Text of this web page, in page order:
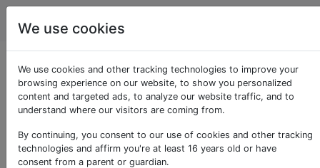
Fahrräder
eine Presta-
Stielmutter in die
Felge stecken?
We use cookies
We use cookies and other tracking technologies to improve your
browsing experience on our website, to show you personalized
content and targeted ads, to analyze our website traffic, and to
understand where our visitors are coming from.
By continuing, you consent to our use of cookies and other tracking
technologies and affirm you're at least 16 years old or have
consent from a parent or guardian.